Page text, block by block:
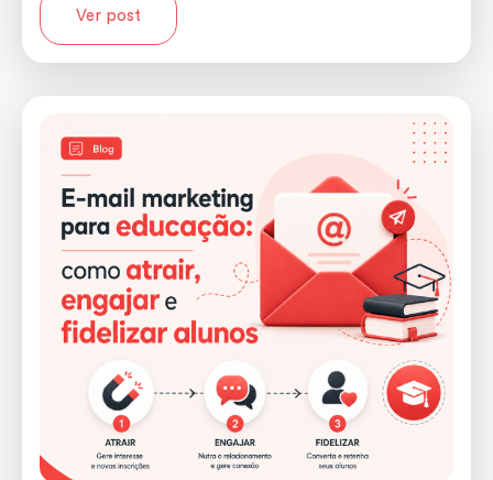
Ver post